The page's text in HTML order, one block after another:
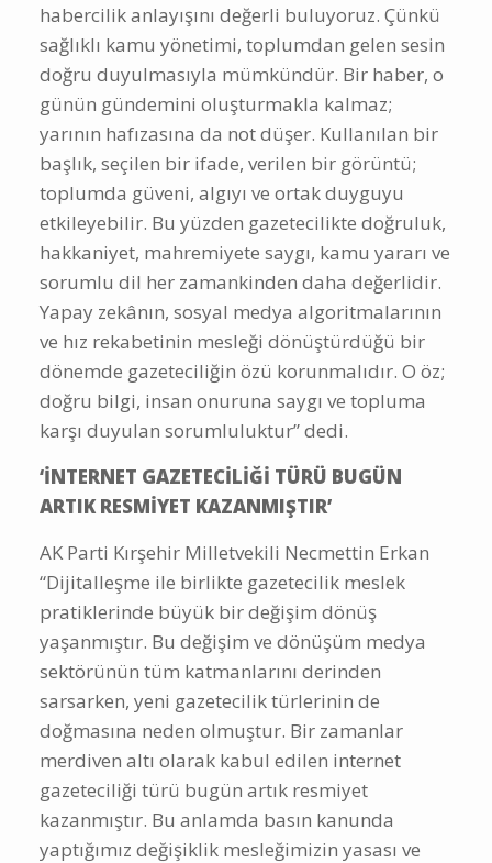
habercilik anlayışını değerli buluyoruz. Çünkü
sağlıklı kamu yönetimi, toplumdan gelen sesin
doğru duyulmasıyla mümkündür. Bir haber, o
günün gündemini oluşturmakla kalmaz;
yarının hafızasına da not düşer. Kullanılan bir
başlık, seçilen bir ifade, verilen bir görüntü;
toplumda güveni, algıyı ve ortak duyguyu
etkileyebilir. Bu yüzden gazetecilikte doğruluk,
hakkaniyet, mahremiyete saygı, kamu yararı ve
sorumlu dil her zamankinden daha değerlidir.
Yapay zekânın, sosyal medya algoritmalarının
ve hız rekabetinin mesleği dönüştürdüğü bir
dönemde gazeteciliğin özü korunmalıdır. O öz;
doğru bilgi, insan onuruna saygı ve topluma
karşı duyulan sorumluluktur” dedi.
‘İNTERNET GAZETECİLİĞİ TÜRÜ BUGÜN
ARTIK RESMİYET KAZANMIŞTIR’
AK Parti Kırşehir Milletvekili Necmettin Erkan
“Dijitalleşme ile birlikte gazetecilik meslek
pratiklerinde büyük bir değişim dönüş
yaşanmıştır. Bu değişim ve dönüşüm medya
sektörünün tüm katmanlarını derinden
sarsarken, yeni gazetecilik türlerinin de
doğmasına neden olmuştur. Bir zamanlar
merdiven altı olarak kabul edilen internet
gazeteciliği türü bugün artık resmiyet
kazanmıştır. Bu anlamda basın kanunda
yaptığımız değişiklik mesleğimizin yasası ve